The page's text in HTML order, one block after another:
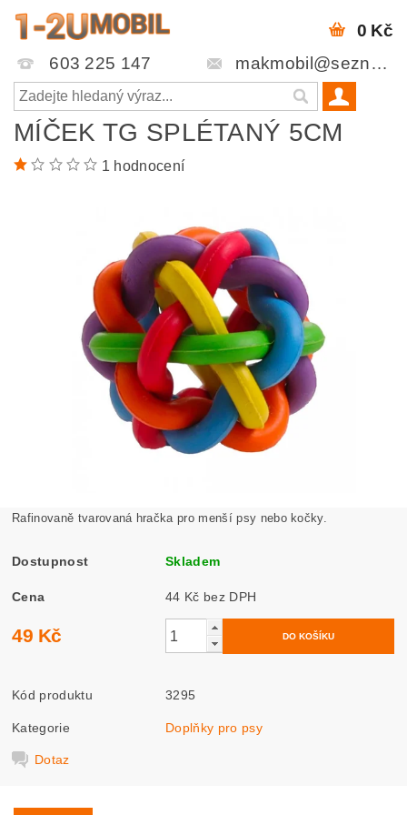
603 225 147 makmobil@seznam.cz
0 Kč
MÍČEK TG SPLÉTANÝ 5CM
1 hodnocení
Rafinovaně tvarovaná hračka pro menší psy nebo kočky.
Dostupnost Skladem
Cena 44 Kč bez DPH
49 Kč
Kód produktu 3295
Kategorie Doplňky pro psy
Dotaz